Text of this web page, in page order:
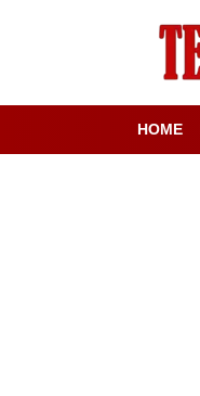
HOME